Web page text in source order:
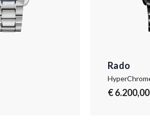
Rado
€ 6.200,00